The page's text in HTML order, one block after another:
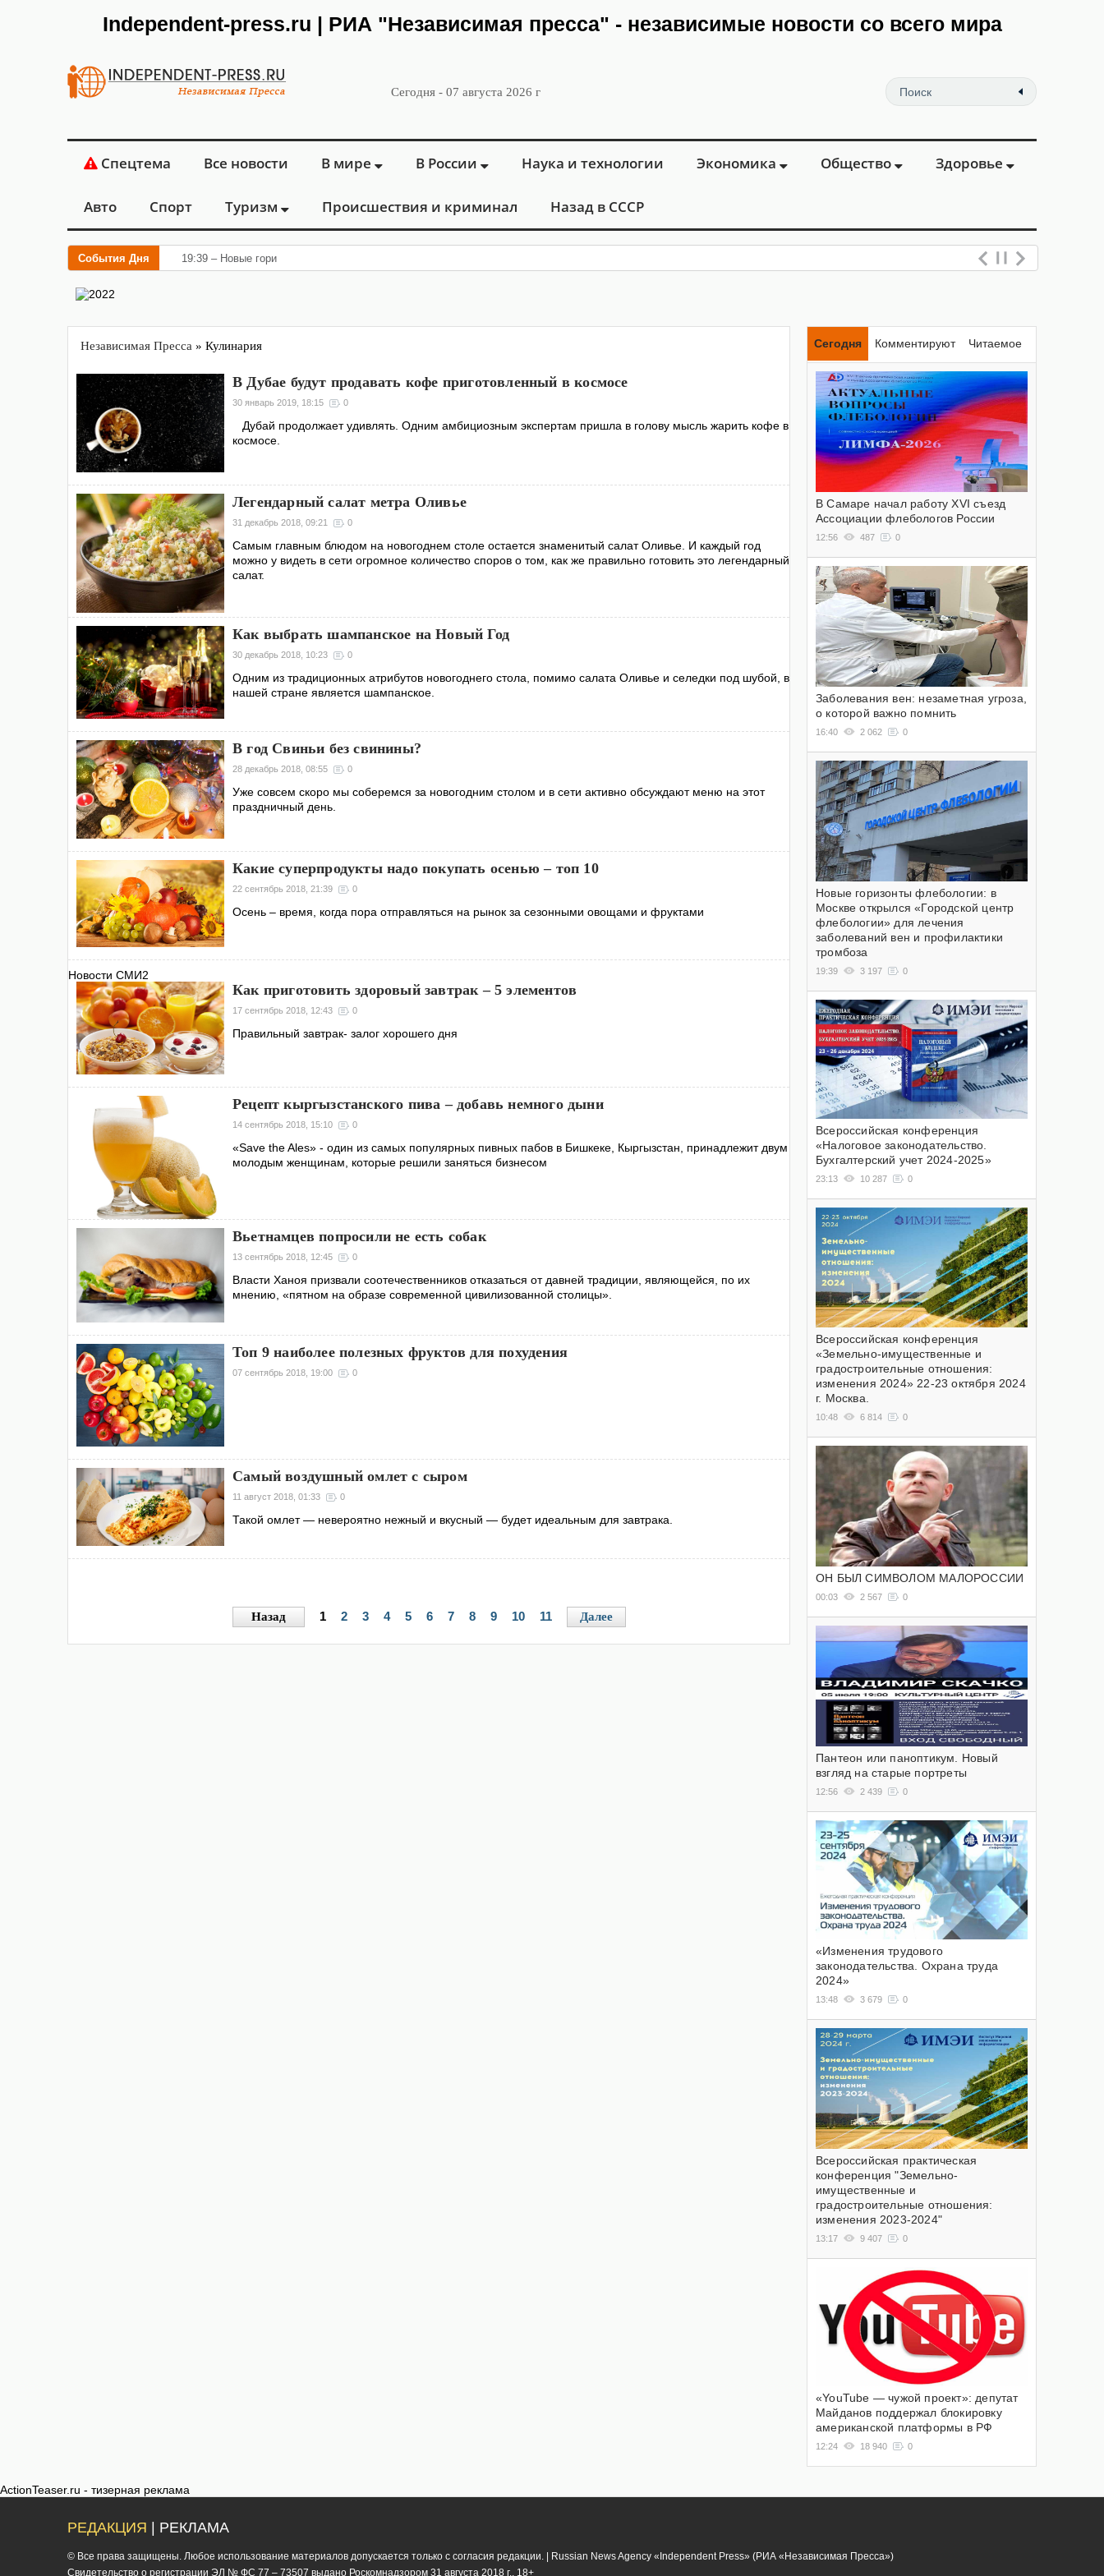
Independent-press.ru | РИА "Независимая пресса" - независимые новости со всего мира
Сегодня - 07 августа 2026 г
Спецтема Все новости В мире В России Наука и технологии Экономика Общество Здоровье
Авто Спорт Туризм Происшествия и криминал Назад в СССР
События Дня 19:39 – Новые горизонты флебологии: в Москве о
Независимая Пресса » Кулинария
В Дубае будут продавать кофе приготовленный в космосе
30 январь 2019, 18:15 0
Дубай продолжает удивлять. Одним амбициозным экспертам пришла в голову мысль жарить кофе в
космосе.
Легендарный салат метра Оливье
31 декабрь 2018, 09:21 0
Самым главным блюдом на новогоднем столе остается знаменитый салат Оливье. И каждый год
можно у видеть в сети огромное количество споров о том, как же правильно готовить это легендарный
салат.
Как выбрать шампанское на Новый Год
30 декабрь 2018, 10:23 0
Одним из традиционных атрибутов новогоднего стола, помимо салата Оливье и селедки под шубой, в
нашей стране является шампанское.
В год Свиньи без свинины?
28 декабрь 2018, 08:55 0
Уже совсем скоро мы соберемся за новогодним столом и в сети активно обсуждают меню на этот
праздничный день.
Какие суперпродукты надо покупать осенью – топ 10
22 сентябрь 2018, 21:39 0
Осень – время, когда пора отправляться на рынок за сезонными овощами и фруктами
Новости СМИ2
Как приготовить здоровый завтрак – 5 элементов
17 сентябрь 2018, 12:43 0
Правильный завтрак- залог хорошего дня
Рецепт кыргызстанского пива – добавь немного дыни
14 сентябрь 2018, 15:10 0
«Save the Ales» - один из самых популярных пивных пабов в Бишкеке, Кыргызстан, принадлежит двум
молодым женщинам, которые решили заняться бизнесом
Вьетнамцев попросили не есть собак
13 сентябрь 2018, 12:45 0
Власти Ханоя призвали соотечественников отказаться от давней традиции, являющейся, по их
мнению, «пятном на образе современной цивилизованной столицы».
Топ 9 наиболее полезных фруктов для похудения
07 сентябрь 2018, 19:00 0
Самый воздушный омлет с сыром
11 август 2018, 01:33 0
Такой омлет — невероятно нежный и вкусный — будет идеальным для завтрака.
Назад 1 2 3 4 5 6 7 8 9 10 11 Далее
Сегодня Комментируют Читаемое
В Самаре начал работу XVI съезд
Ассоциации флебологов России
12:56 487 0
Заболевания вен: незаметная угроза,
о которой важно помнить
16:40 2 062 0
Новые горизонты флебологии: в
Москве открылся «Городской центр
флебологии» для лечения
заболеваний вен и профилактики
тромбоза
19:39 3 197 0
Всероссийская конференция
«Налоговое законодательство.
Бухгалтерский учет 2024-2025»
23:13 10 287 0
Всероссийская конференция
«Земельно-имущественные и
градостроительные отношения:
изменения 2024» 22-23 октября 2024
г. Москва.
10:48 6 814 0
ОН БЫЛ СИМВОЛОМ МАЛОРОССИИ
00:03 2 567 0
Пантеон или паноптикум. Новый
взгляд на старые портреты
12:56 2 439 0
«Изменения трудового
законодательства. Охрана труда
2024»
13:48 3 679 0
Всероссийская практическая
конференция "Земельно-
имущественные и
градостроительные отношения:
изменения 2023-2024"
13:17 9 407 0
«YouTube — чужой проект»: депутат
Майданов поддержал блокировку
американской платформы в РФ
12:24 18 940 0
ActionTeaser.ru - тизерная реклама
РЕДАКЦИЯ | РЕКЛАМА
© Все права защищены. Любое использование материалов допускается только с согласия редакции. | Russian News Agency «Independent Press» (РИА «Независимая Пресса»)
Cвидетельство о регистрации ЭЛ № ФС 77 – 73507 выдано Роскомнадзором 31 августа 2018 г.. 18+